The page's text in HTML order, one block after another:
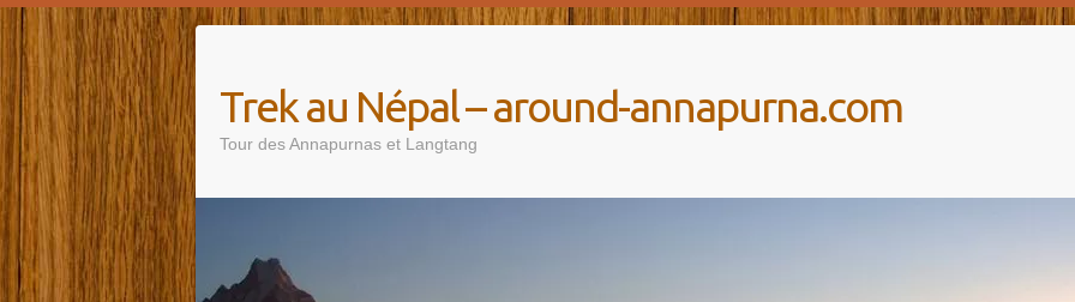
Trek au Népal – around-annapurna.com
Tour des Annapurnas et Langtang